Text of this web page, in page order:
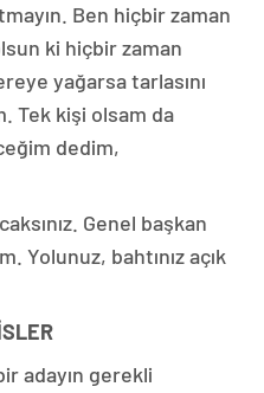
Ben hiçbir zaman
ki hiçbir zaman
yağarsa tarlasını
Tek kişi olsam da
dedim,
Genel başkan
Yolunuz, bahtınız açık
adayın gerekli